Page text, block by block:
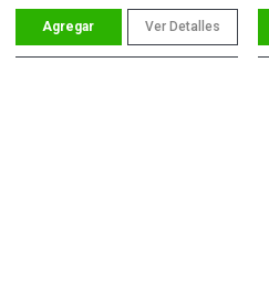
Ver Detalles